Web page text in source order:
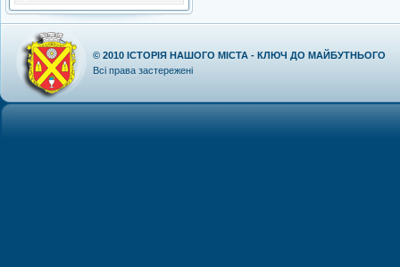
© 2010 ІСТОРІЯ НАШОГО МІСТА - КЛЮЧ ДО МАЙБУТНЬОГО
Всі права застережені